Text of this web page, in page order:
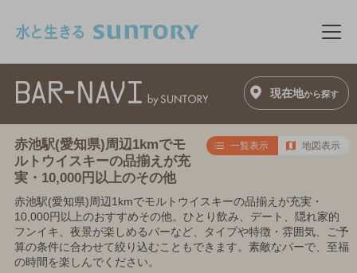
メ
現在地から探す
赤池駅(愛知県)周辺1kmでモ
ルトウイスキーの品揃えが充
実・10,000円以上のその他
一覧表示 地図表示
赤池駅(愛知県)周辺1kmでモルトウイスキーの品揃えが充実・
10,000円以上のおすすめその他。ひとり飲み、デート、隠れ家的
フンイキ、夜景が楽しめるバーなど、タイプや特徴・雰囲気、ご予
算の条件に合わせて絞り込むこともできます。素敵なバーで、至福
の時間を楽しんでください。